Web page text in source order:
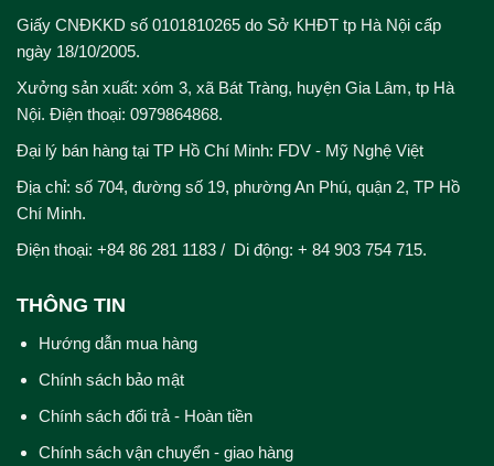
Giấy CNĐKKD số 0101810265 do Sở KHĐT tp Hà Nội cấp
ngày 18/10/2005.
Xưởng sản xuất: xóm 3, xã Bát Tràng, huyện Gia Lâm, tp Hà
Nội. Điện thoại: 0979864868.
Đại lý bán hàng tại TP Hồ Chí Minh: FDV - Mỹ Nghệ Việt
Địa chỉ: số 704, đường số 19, phường An Phú, quận 2, TP Hồ
Chí Minh.
Điện thoại: +84 86 281 1183 / Di động: + 84 903 754 715.
THÔNG TIN
Hướng dẫn mua hàng
Chính sách bảo mật
Chính sách đổi trả - Hoàn tiền
Chính sách vận chuyển - giao hàng